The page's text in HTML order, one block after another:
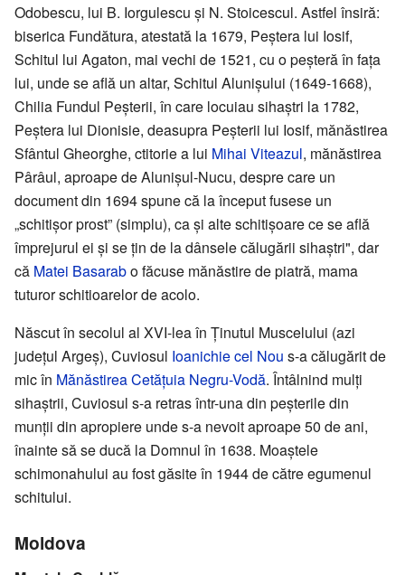
Odobescu, lui B. Iorgulescu și N. Stoicescul. Astfel însiră:
biserica Fundătura, atestată la 1679, Peștera lui Iosif,
Schitul lui Agaton, mai vechi de 1521, cu o peșteră în fața
lui, unde se află un altar, Schitul Alunișului (1649-1668),
Chilia Fundul Peșterii, în care locuiau sihaștri la 1782,
Peștera lui Dionisie, deasupra Peșterii lui Iosif, mănăstirea
Sfântul Gheorghe, ctitorie a lui Mihai Viteazul, mănăstirea
Pârâul, aproape de Alunișul-Nucu, despre care un
document din 1694 spune că la început fusese un
„schitișor prost” (simplu), ca și alte schitișoare ce se află
împrejurul ei și se țin de la dânsele călugării sihaștri", dar
că Matei Basarabo făcuse mănăstire de piatră, mama
tuturor schitioarelor de acolo.
Născut în secolul al XVI-lea în Ținutul Muscelului (azi
județul Argeș), Cuviosul Ioanichie cel Nou s-a călugărit de
mic în Mănăstirea Cetățuia Negru-Vodă. Întâlnind mulți
sihaștrii, Cuviosul s-a retras într-una din peșterile din
munții din apropiere unde s-a nevoit aproape 50 de ani,
înainte să se ducă la Domnul în 1638. Moaștele
schimonahului au fost găsite în 1944 de către egumenul
schitului.
Moldova